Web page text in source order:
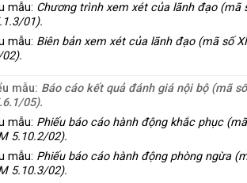
mẫu: Chương trình xem xét của lãnh đạo (mã
01).
mẫu: Biên bản xem xét của lãnh đạo (mã số
mẫu: Báo cáo kết quả đánh giá nội bộ (mã
05).
mẫu: Phiếu báo cáo hành động khắc phục
5.10.2/02).
mẫu: Phiếu báo cáo hành động phòng ngừa
5.10.3/02).